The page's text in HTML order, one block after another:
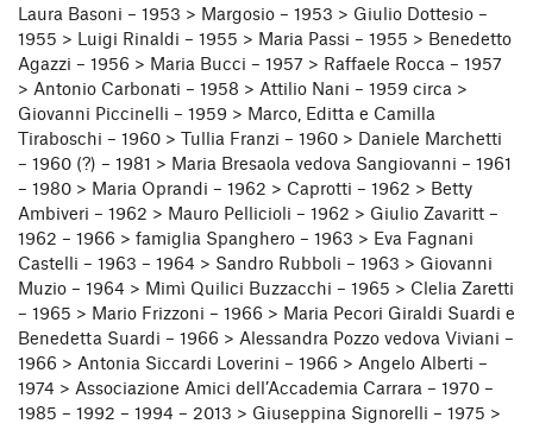
Laura Basoni – 1953 > Margosio – 1953 > Giulio Dottesio –
1955 > Luigi Rinaldi – 1955 > Maria Passi – 1955 > Benedetto
Agazzi – 1956 > Maria Bucci – 1957 > Raffaele Rocca – 1957
> Antonio Carbonati – 1958 > Attilio Nani – 1959 circa >
Giovanni Piccinelli – 1959 > Marco, Editta e Camilla
Tiraboschi – 1960 > Tullia Franzi – 1960 > Daniele Marchetti
– 1960 (?) – 1981 > Maria Bresaola vedova Sangiovanni – 1961
– 1980 > Maria Oprandi – 1962 > Caprotti – 1962 > Betty
Ambiveri – 1962 > Mauro Pellicioli – 1962 > Giulio Zavaritt –
1962 – 1966 > famiglia Spanghero – 1963 > Eva Fagnani
Castelli – 1963 – 1964 > Sandro Rubboli – 1963 > Giovanni
Muzio – 1964 > Mimì Quilici Buzzacchi – 1965 > Clelia Zaretti
– 1965 > Mario Frizzoni – 1966 > Maria Pecori Giraldi Suardi e
Benedetta Suardi – 1966 > Alessandra Pozzo vedova Viviani –
1966 > Antonia Siccardi Loverini – 1966 > Angelo Alberti –
1974 > Associazione Amici dell’Accademia Carrara – 1970 –
1985 – 1992 – 1994 – 2013 > Giuseppina Signorelli – 1975 >